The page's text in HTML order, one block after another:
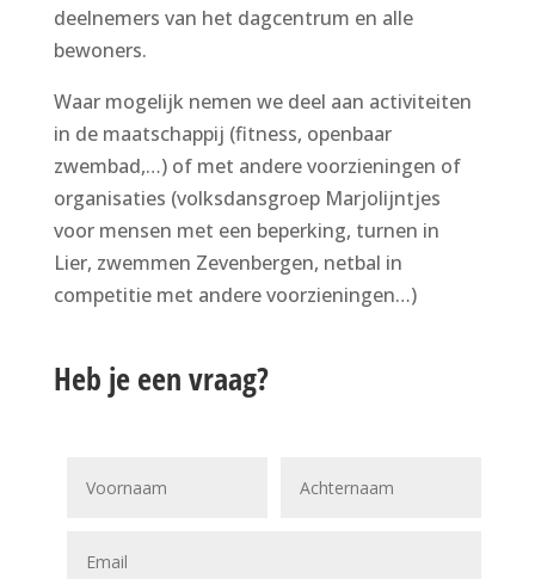
deelnemers van het dagcentrum en alle
bewoners.
Waar mogelijk nemen we deel aan activiteiten
in de maatschappij (fitness, openbaar
zwembad,…) of met andere voorzieningen of
organisaties (volksdansgroep Marjolijntjes
voor mensen met een beperking, turnen in
Lier, zwemmen Zevenbergen, netbal in
competitie met andere voorzieningen…)
Heb je een vraag?